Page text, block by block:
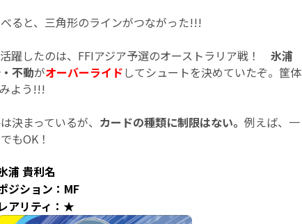
ると、三角形のラインがつながった!!!
躍したのは、FFIアジア予選のオーストラリア戦！ 氷浦
不動がオーバーライド してシュートを決めていたぞ。筐体
よう!!!
決まっているが、 カードの種類に制限はない。 例えば、一
もOK！
浦 貴利名
ジション：MF
レアリティ：★